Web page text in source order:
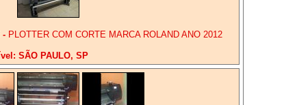
- PLOTTER COM CORTE MARCA ROLAND ANO 2012
SÃO PAULO, SP